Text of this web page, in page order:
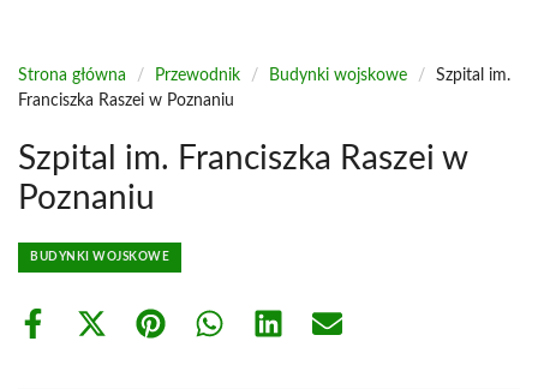
Strona główna / Przewodnik / Budynki wojskowe /
Szpital im.
Franciszka Raszei w Poznaniu
Szpital im. Franciszka Raszei w
Poznaniu
BUDYNKI WOJSKOWE
Share
Share Share Share Share Share